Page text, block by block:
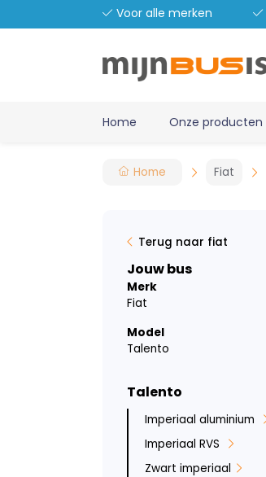
Voor alle merken
Home Onze producten
Home Fiat
Terug naar fiat
Jouw bus
Merk
Fiat
Model
Talento
Talento
Imperiaal aluminium
Imperiaal RVS
Zwart imperiaal